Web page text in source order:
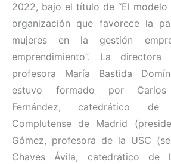
2022, bajo el título de “El
organización que favorece la
mujeres en la gestión
emprendimiento”. La
profesora María Bastida
estuvo formado por Carlos
Fernández, catedrático de
Complutense de Madrid
Gómez, profesora de la USC
Chaves Ávila, catedrático de